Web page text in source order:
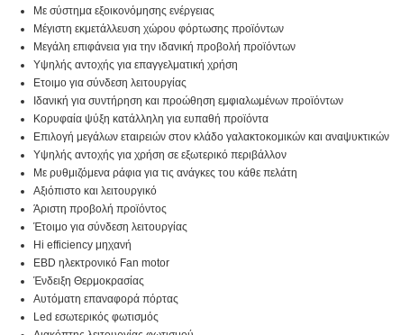
Με σύστημα εξοικονόμησης ενέργειας
Μέγιστη εκμετάλλευση χώρου φόρτωσης προϊόντων
Μεγάλη επιφάνεια για την ιδανική προβολή προϊόντων
Υψηλής αντοχής για επαγγελματική χρήση
Ετοιμο για σύνδεση λειτουργίας
Ιδανική για συντήρηση και προώθηση εμφιαλωμένων προϊόντων
Κορυφαία ψύξη κατάλληλη για ευπαθή προϊόντα
Επιλογή μεγάλων εταιρειών στον κλάδο γαλακτοκομικών και αναψυκτικών
Υψηλής αντοχής για χρήση σε εξωτερικό περιβάλλον
Με ρυθμιζόμενα ράφια για τις ανάγκες του κάθε πελάτη
Αξιόπιστο και λειτουργικό
Άριστη προβολή προϊόντος
Έτοιμο για σύνδεση λειτουργίας
Hi efficiency μηχανή
EBD ηλεκτρονικό Fan motor
Ένδειξη Θερμοκρασίας
Αυτόματη επαναφορά πόρτας
Led εσωτερικός φωτισμός